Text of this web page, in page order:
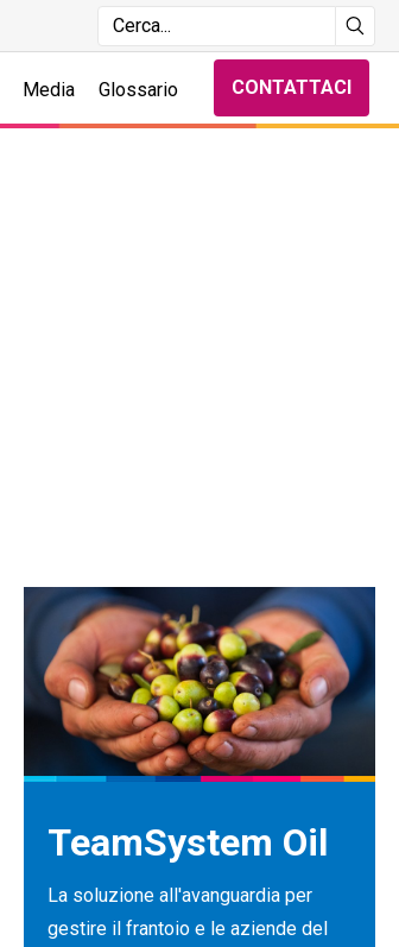
Media Glossario CONTATTACI
TeamSystem Oil
La soluzione all'avanguardia per
gestire il frantoio e le aziende del